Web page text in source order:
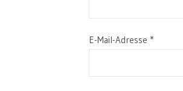
E-Mail-Adresse *